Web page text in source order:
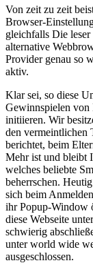
Von zeit zu zeit
Browser-
gleichfalls Die leser
alternative
Provider genau so
aktiv.
Klar sei, so diese
Gewinnspielen von
initiieren. Wir
den vermeintlichen
berichtet, beim
Mehr ist und bleibt
welches beliebte
beherrschen.
sich beim
ihr Popup-Window
diese Webseite
schwierig
unter world wide
ausgeschlossen.